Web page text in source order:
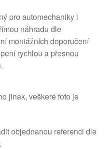
pro automechaniky i
náhradu dle
montážních doporučení
rychlou a přesnou
jinak, veškeré foto je
objednanou referenci dle